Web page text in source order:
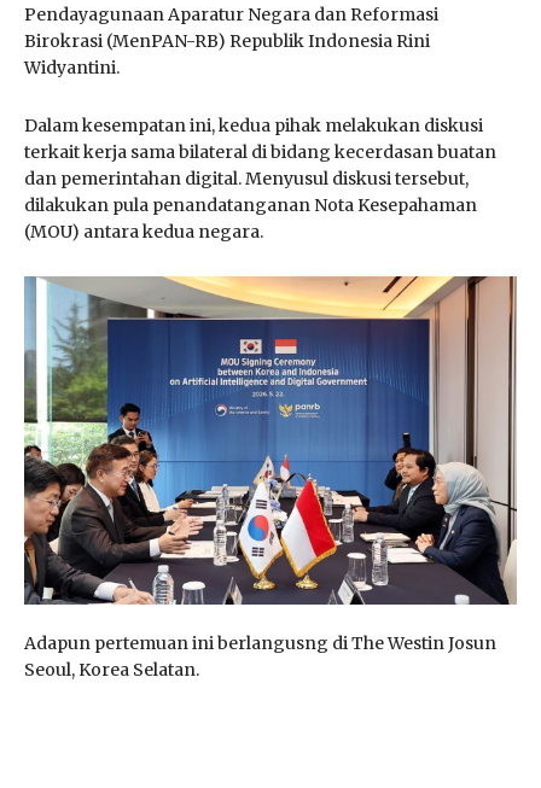
Pendayagunaan Aparatur Negara dan Reformasi
Birokrasi (MenPAN-RB) Republik Indonesia Rini
Widyantini.
Dalam kesempatan ini, kedua pihak melakukan diskusi
terkait kerja sama bilateral di bidang kecerdasan buatan
dan pemerintahan digital. Menyusul diskusi tersebut,
dilakukan pula penandatanganan Nota Kesepahaman
(MOU) antara kedua negara.
Adapun pertemuan ini berlangusng di The Westin Josun
Seoul, Korea Selatan.